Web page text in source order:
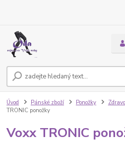
Úvod Pánské zboží Ponožky
TRONIC ponožky
Voxx TRONIC